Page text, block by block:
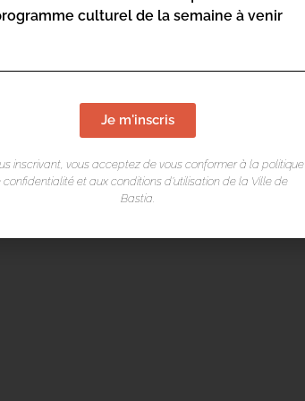
culturel de la semaine à venir
Je m'inscris
inscrivant, vous acceptez de vous conformer à la politique
confidentialité et aux conditions d’utilisation de la Ville de
Bastia.